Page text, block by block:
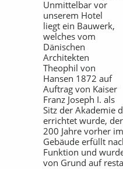
Unmittelbar vor
unserem Hotel
liegt ein Bauwerk,
welches vom
Dänischen
Architekten
Theophil von
Hansen 1872 auf
Auftrag von Kaiser
Franz Joseph I. als
Sitz der Akademie
errichtet wurde,
200 Jahre vorher
Gebäude erfüllt
Funktion und
von Grund auf